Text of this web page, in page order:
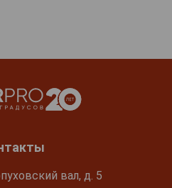
вал, д. 5